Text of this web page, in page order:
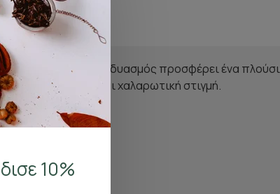
10%
α! Αυτός ο συνδυασμός προσφέρει ένα
για μια ζεστή και χαλαρωτική στιγμή.
χρήση.
!